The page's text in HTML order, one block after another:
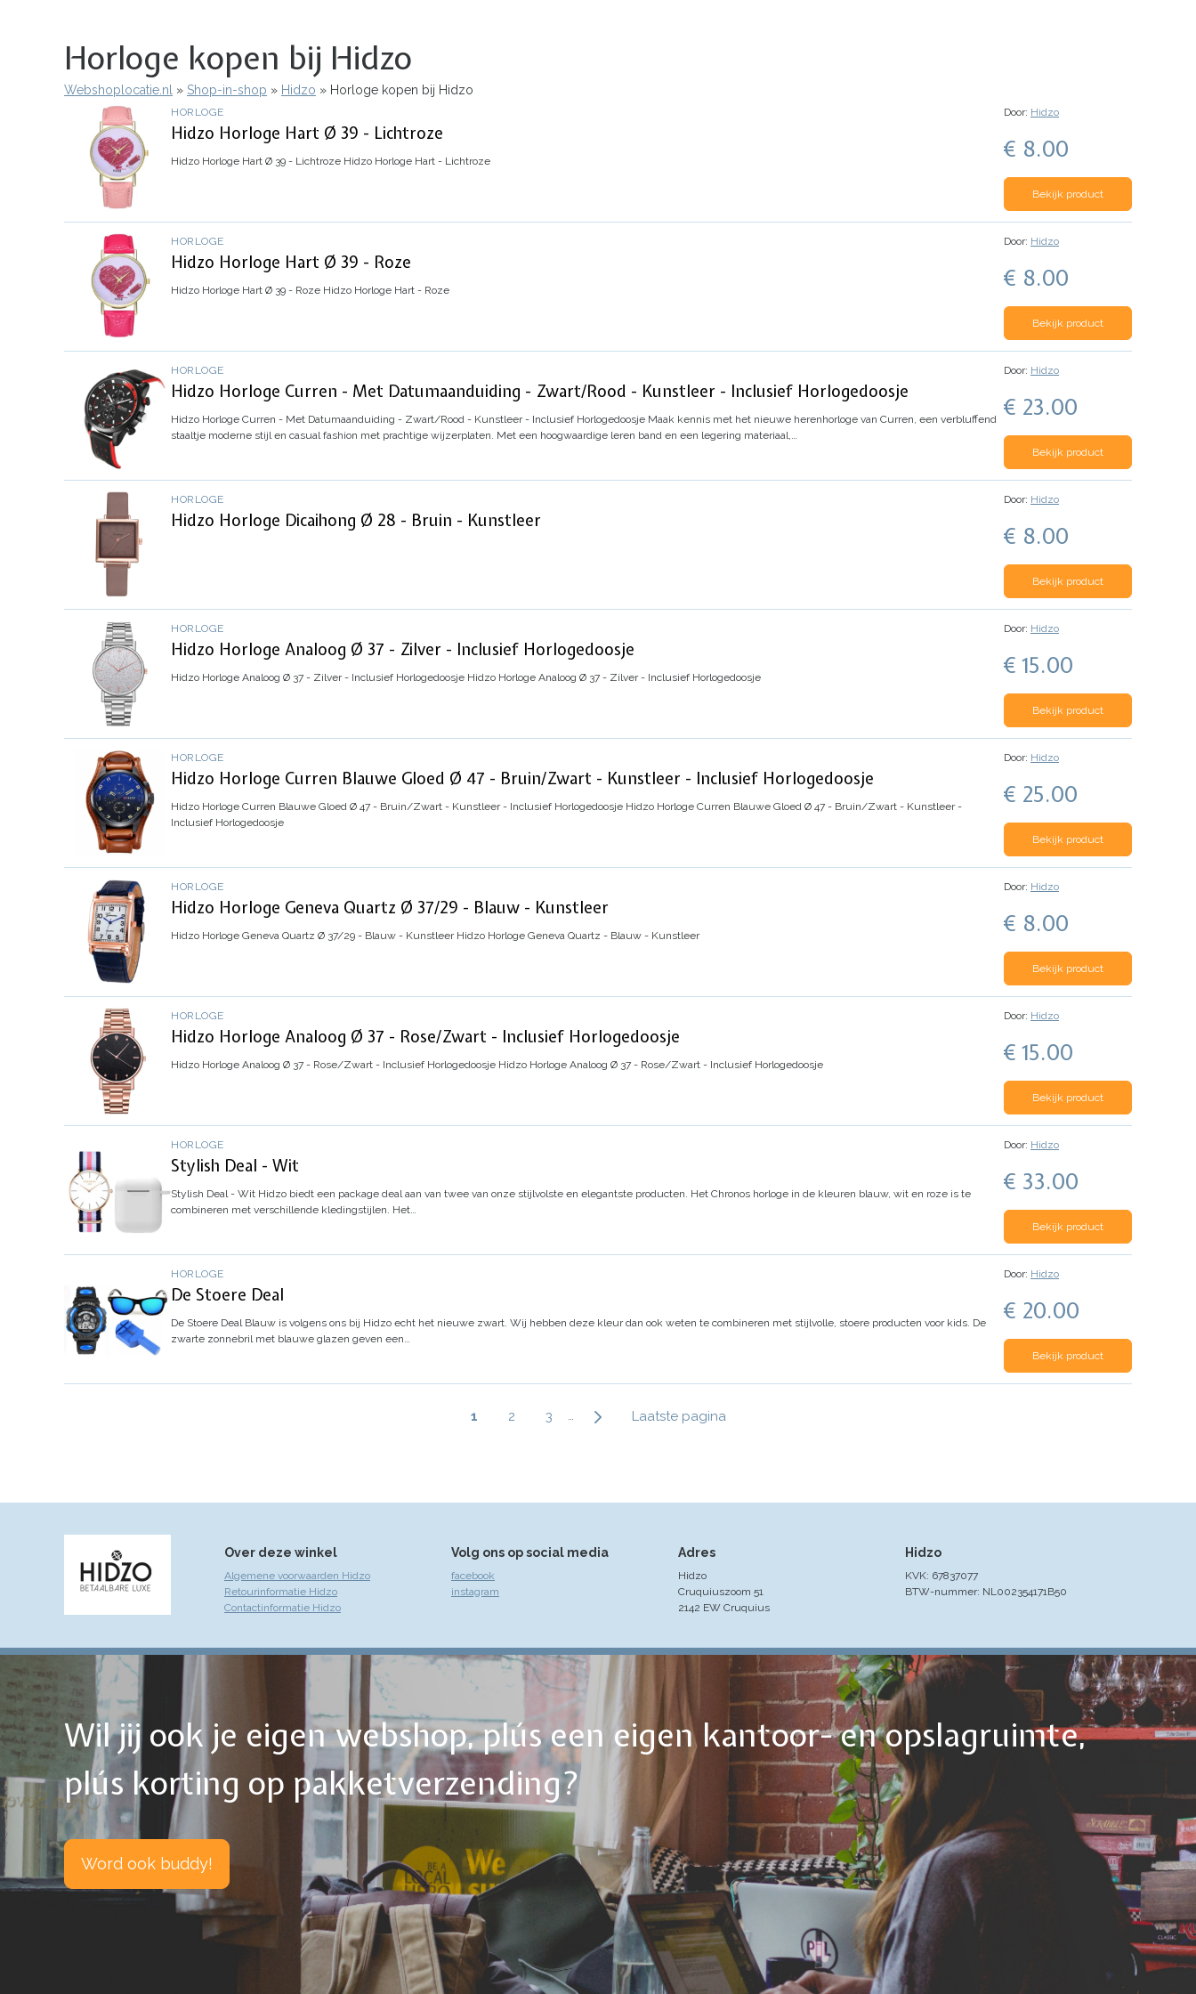
Horloge kopen bij Hidzo
Kruimelpad
Webshoplocatie.nl Shop-in-shop Hidzo Horloge kopen bij Hidzo
HORLOGE
Hidzo Horloge Hart Ø 39 - Lichtroze
Hidzo Horloge Hart Ø 39 - Lichtroze Hidzo Horloge Hart - Lichtroze
Door: Hidzo
€ 8.00
Bekijk product
HORLOGE
Hidzo Horloge Hart Ø 39 - Roze
Hidzo Horloge Hart Ø 39 - Roze Hidzo Horloge Hart - Roze
Door: Hidzo
€ 8.00
Bekijk product
HORLOGE
Hidzo Horloge Curren - Met Datumaanduiding - Zwart/Rood - Kunstleer - Inclusief Horlogedoosje
Hidzo Horloge Curren - Met Datumaanduiding - Zwart/Rood - Kunstleer - Inclusief Horlogedoosje Maak kennis met het nieuwe herenhorloge van Curren, een verbluffend
staaltje moderne stijl en casual fashion met prachtige wijzerplaten. Met een hoogwaardige leren band en een legering materiaal,…
Door: Hidzo
€ 23.00
Bekijk product
HORLOGE
Hidzo Horloge Dicaihong Ø 28 - Bruin - Kunstleer
Door: Hidzo
€ 8.00
Bekijk product
HORLOGE
Hidzo Horloge Analoog Ø 37 - Zilver - Inclusief Horlogedoosje
Hidzo Horloge Analoog Ø 37 - Zilver - Inclusief Horlogedoosje Hidzo Horloge Analoog Ø 37 - Zilver - Inclusief Horlogedoosje
Door: Hidzo
€ 15.00
Bekijk product
HORLOGE
Hidzo Horloge Curren Blauwe Gloed Ø 47 - Bruin/Zwart - Kunstleer - Inclusief Horlogedoosje
Hidzo Horloge Curren Blauwe Gloed Ø 47 - Bruin/Zwart - Kunstleer - Inclusief Horlogedoosje Hidzo Horloge Curren Blauwe Gloed Ø 47 - Bruin/Zwart - Kunstleer -
Inclusief Horlogedoosje
Door: Hidzo
€ 25.00
Bekijk product
HORLOGE
Hidzo Horloge Geneva Quartz Ø 37/29 - Blauw - Kunstleer
Hidzo Horloge Geneva Quartz Ø 37/29 - Blauw - Kunstleer Hidzo Horloge Geneva Quartz - Blauw - Kunstleer
Door: Hidzo
€ 8.00
Bekijk product
HORLOGE
Hidzo Horloge Analoog Ø 37 - Rose/Zwart - Inclusief Horlogedoosje
Hidzo Horloge Analoog Ø 37 - Rose/Zwart - Inclusief Horlogedoosje Hidzo Horloge Analoog Ø 37 - Rose/Zwart - Inclusief Horlogedoosje
Door: Hidzo
€ 15.00
Bekijk product
HORLOGE
Stylish Deal - Wit
Stylish Deal - Wit Hidzo biedt een package deal aan van twee van onze stijlvolste en elegantste producten. Het Chronos horloge in de kleuren blauw, wit en roze is te
combineren met verschillende kledingstijlen. Het…
Door: Hidzo
€ 33.00
Bekijk product
HORLOGE
De Stoere Deal
De Stoere Deal Blauw is volgens ons bij Hidzo echt het nieuwe zwart. Wij hebben deze kleur dan ook weten te combineren met stijlvolle, stoere producten voor kids. De
zwarte zonnebril met blauwe glazen geven een…
Door: Hidzo
€ 20.00
Bekijk product
Huidige
1 Page
2 Page
3 …
Laatste
Laatste pagina
Over deze winkel
Algemene voorwaarden Hidzo
Retourinformatie Hidzo
Contactinformatie Hidzo
Volg ons op social media
facebook
instagram
Adres
Hidzo
Cruquiuszoom 51
2142 EW Cruquius
Hidzo
KVK: 67837077
BTW-nummer: NL002354171B50
Wil jij ook je eigen webshop, plús een eigen kantoor- en opslagruimte,
plús korting op pakketverzending?
Word ook buddy!